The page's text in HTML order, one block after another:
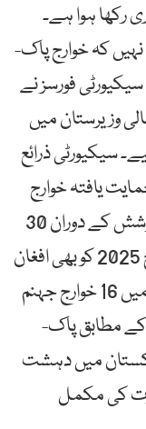
رکھا ہوا ہے۔
نہیں کہ خوارج پاک-
فورسز نے
دوران شمالی وزیرستان میں
ہلاک کیے۔ سیکیورٹی ذرائع
کو بھارتی حمایت یافتہ خوارج
کی پاک-افغان سرحد پر دراندازی کی کوشش کے دوران 30
خوارج جہنم واصل ہوئے تھے، 23 مارچ 2025 کو بھی افغان
سرحد کے ذریعے دراندازی کی کوشش میں 16 خوارج جہنم
مطابق پاک-
میں دہشت
کی مکمل